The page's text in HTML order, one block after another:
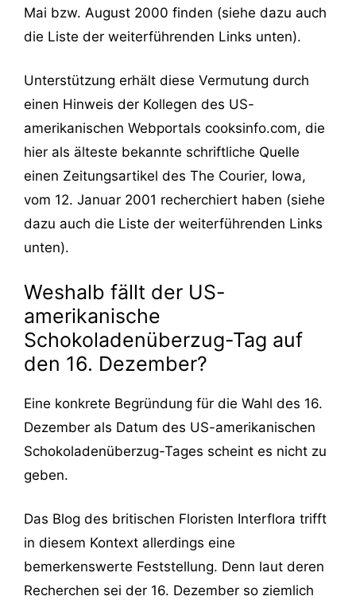
Mai bzw. August 2000 finden (siehe dazu auch
die Liste der weiterführenden Links unten).
Unterstützung erhält diese Vermutung durch
einen Hinweis der Kollegen des US-
amerikanischen Webportals cooksinfo.com, die
hier als älteste bekannte schriftliche Quelle
einen Zeitungsartikel des The Courier, Iowa,
vom 12. Januar 2001 recherchiert haben (siehe
dazu auch die Liste der weiterführenden Links
unten).
Weshalb fällt der US-
amerikanische
Schokoladenüberzug-Tag auf
den 16. Dezember?
Eine konkrete Begründung für die Wahl des 16.
Dezember als Datum des US-amerikanischen
Schokoladenüberzug-Tages scheint es nicht zu
geben.
Das Blog des britischen Floristen Interflora trifft
in diesem Kontext allerdings eine
bemerkenswerte Feststellung. Denn laut deren
Recherchen sei der 16. Dezember so ziemlich